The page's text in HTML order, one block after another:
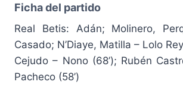
Ficha del partido
Real Betis: Adán; Molinero,
Casado; N’Diaye, Matilla – Lolo
Cejudo – Nono (68’); Rubén
Pacheco (58’)